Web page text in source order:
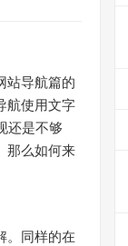
站导航篇的
航使用文字
还是不够
那么如何来
。同样的在